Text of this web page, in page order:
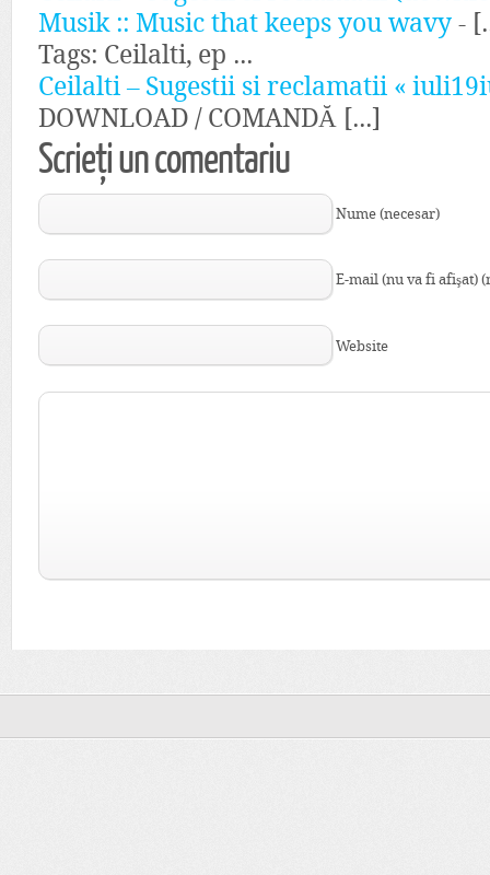
Musik :: Music that keeps you wavy -
Tags: Ceilalti, ep ...
Ceilalti – Sugestii si reclamatii «
DOWNLOAD / COMANDĂ [...]
Scrieți un comentariu
Nume (necesar)
E-mail (nu va fi afişat)
Website